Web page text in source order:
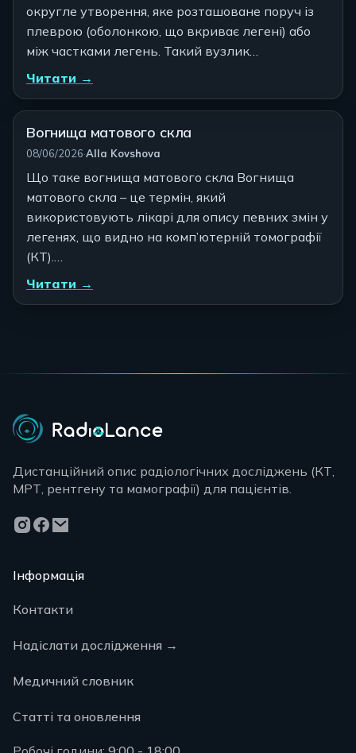
округле утворення, яке розташоване поруч із
плеврою (оболонкою, що вкриває легені) або
між частками легень. Такий вузлик…
Читати →
Вогнища матового скла
08/06/2026·Автор:
Alla Kovshova
Що таке вогнища матового скла Вогнища
матового скла – це термін, який
використовують лікарі для опису певних змін у
легенях, що видно на комп’ютерній томографії
(КТ).…
Читати →
Дистанційний опис радіологічних досліджень (КТ,
МРТ, рентгену та мамографії) для пацієнтів.
Інформація
Контакти
Надіслати дослідження →
Медичний словник
Статті та оновлення